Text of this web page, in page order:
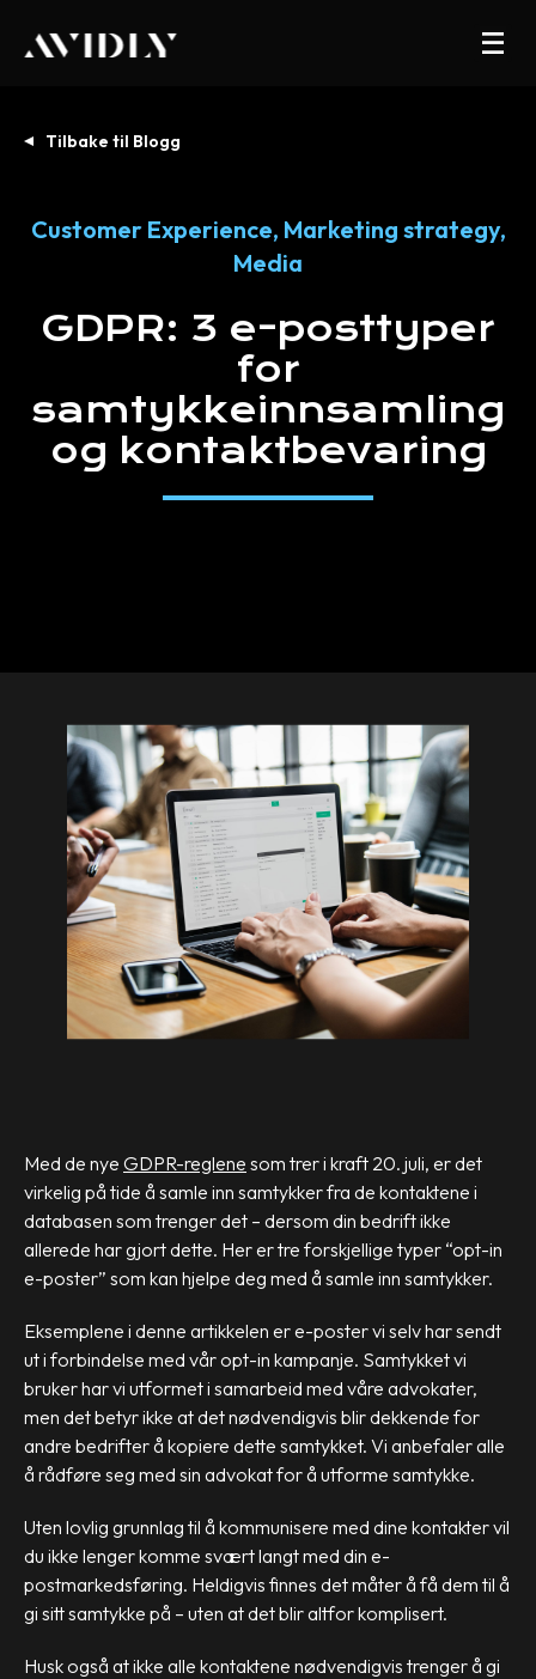
Tilbake til Blogg
Customer Experience, Marketing strategy,
Media
GDPR: 3 e-posttyper
for
samtykkeinnsamling
og kontaktbevaring
Med de nye GDPR-reglene som trer i kraft 20. juli, er det
virkelig på tide å samle inn samtykker fra de kontaktene i
databasen som trenger det – dersom din bedrift ikke
allerede har gjort dette. Her er tre forskjellige typer “opt-in
e-poster” som kan hjelpe deg med å samle inn samtykker.
Eksemplene i denne artikkelen er e-poster vi selv har sendt
ut i forbindelse med vår opt-in kampanje. Samtykket vi
bruker har vi utformet i samarbeid med våre advokater,
men det betyr ikke at det nødvendigvis blir dekkende for
andre bedrifter å kopiere dette samtykket. Vi anbefaler alle
å rådføre seg med sin advokat for å utforme samtykke.
Uten lovlig grunnlag til å kommunisere med dine kontakter vil
du ikke lenger komme svært langt med din e-
postmarkedsføring. Heldigvis finnes det måter å få dem til å
gi sitt samtykke på – uten at det blir altfor komplisert.
Husk også at ikke alle kontaktene nødvendigvis trenger å gi